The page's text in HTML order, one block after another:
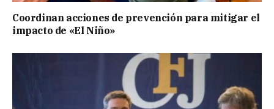
Coordinan acciones de prevención para mitigar el
impacto de «El Niño»